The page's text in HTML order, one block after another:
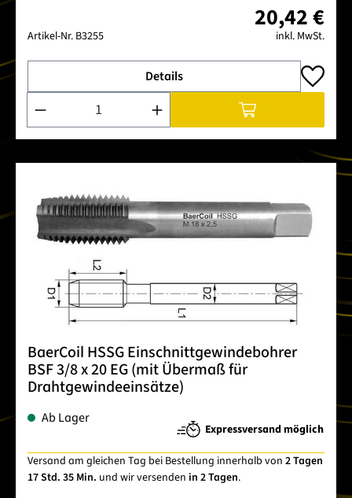
Artikel-Nr. B3255
20,42 €
inkl. MwSt.
Details
Produkt Anzahl: Gib den gewünschten Wert ein oder
BaerCoil HSSG Einschnittgewindebohrer
BSF 3/8 x 20 EG (mit Übermaß für
Drahtgewindeeinsätze)
Ab Lager
Expressversand möglich
Versand am gleichen Tag bei Bestellung innerhalb von 2 Tagen
17 Std. 35 Min. und wir versenden in 2 Tagen.